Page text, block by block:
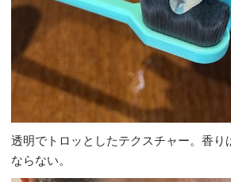
透明でトロッとしたテクスチャー。香り
ならない。